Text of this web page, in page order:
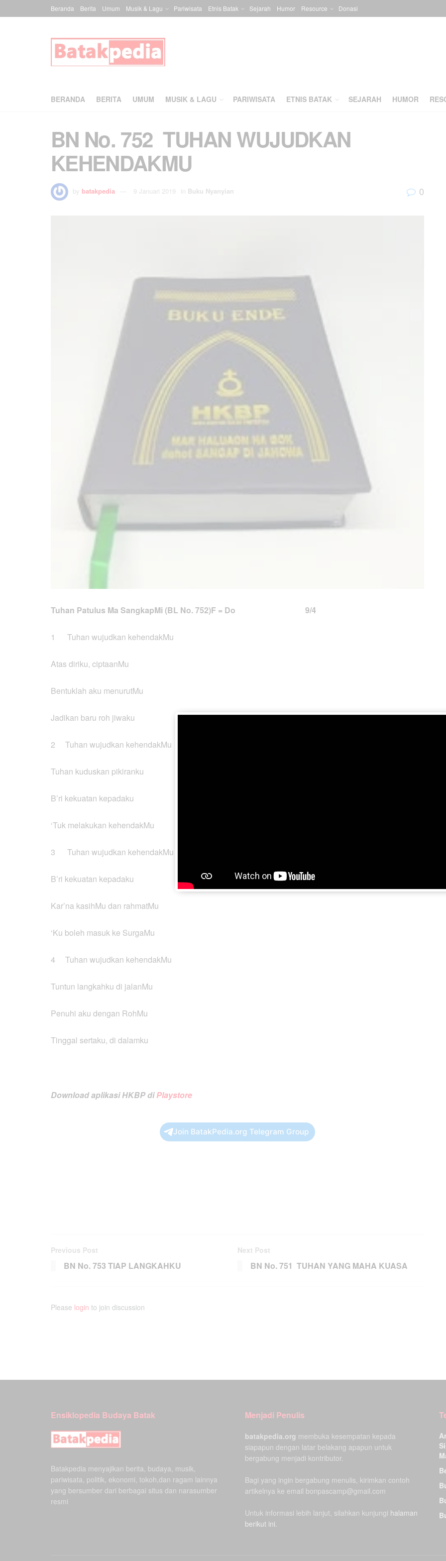
Beranda Berita Umum Musik & Lagu Pariwisata Etnis Batak Sejarah Humor Resource Donasi
BERANDA BERITA UMUM MUSIK & LAGU PARIWISATA ETNIS BATAK SEJARAH HUMOR
BN No. 752 TUHAN WUJUDKAN
KEHENDAKMU
by batakpedia 9 Januari 2019 in Buku Nyanyian 0
Tuhan Patulus Ma SangkapMi (BL No. 752)F = Do 9/4
1 Tuhan wujudkan kehendakMu
Atas diriku, ciptaanMu
Bentuklah aku menurutMu
Jadikan baru roh jiwaku
2 Tuhan wujudkan kehendakMu
Tuhan kuduskan pikiranku
B’ri kekuatan kepadaku
‘Tuk melakukan kehendakMu
3 Tuhan wujudkan kehendakMu
B’ri kekuatan kepadaku
Kar’na kasihMu dan rahmatMu
‘Ku boleh masuk ke SurgaMu
4 Tuhan wujudkan kehendakMu
Tuntun langkahku di jalanMu
Penuhi aku dengan RohMu
Tinggal sertaku, di dalamku
Download aplikasi HKBP diPlaystore
Join BatakPedia.org Telegram Group
Previous Post
BN No. 753 TIAP LANGKAHKU
Next Post
BN No. 751 TUHAN YANG MAHA KUASA
Please login to join discussion
Ensiklopedia Budaya Batak
Batakpedia menyajikan berita, budaya, musik,
pariwisata, politik, ekonomi, tokoh,dan ragam lainnya
yang bersumber dari berbagai situs dan narasumber
resmi
Menjadi Penulis
batakpedia.org membuka kesempatan kepada
siapapun dengan latar belakang apapun untuk
bergabung menjadi kontributor.
Bagi yang ingin bergabung menulis, kirimkan contoh
artikelnya ke email bonpascamp@gmail.com
Untuk informasi lebih lanjut, silahkan kunjungi halaman
berikut ini.